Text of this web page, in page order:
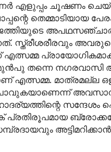
എളുപ്പം ചൂഷണം
തെമ്മാടിയായ
സ്ത്രീശരീരവും
എത്സമ്മ
തന്നെ നഗരവാസി
എത്സമ്മ. മാത്രമല്ല
പോവുകയാണെന്ന്
പ്രതിരൂപമായ